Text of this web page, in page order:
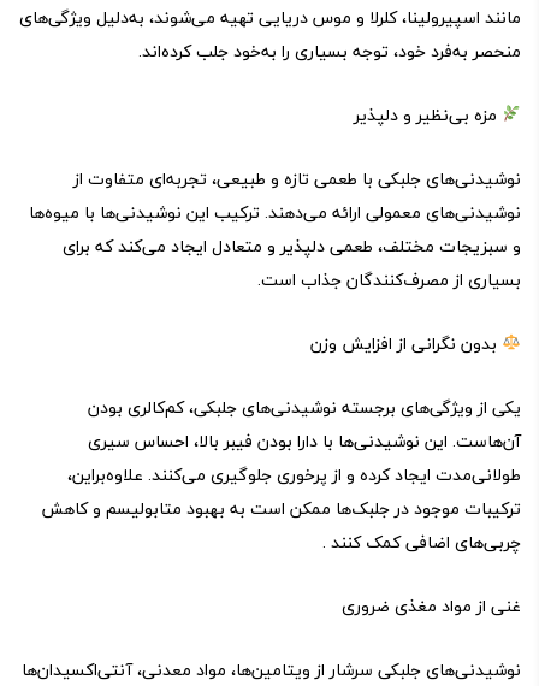
مانند اسپیرولینا، کلرلا و موس دریایی تهیه می‌شوند، به‌دلیل ویژگی‌های
منحصر به‌فرد خود، توجه بسیاری را به‌خود جلب کرده‌اند.
مزه بی‌نظیر و دلپذیر
نوشیدنی‌های جلبکی با طعمی تازه و طبیعی، تجربه‌ای متفاوت از
نوشیدنی‌های معمولی ارائه می‌دهند. ترکیب این نوشیدنی‌ها با میوه‌ها
و سبزیجات مختلف، طعمی دلپذیر و متعادل ایجاد می‌کند که برای
بسیاری از مصرف‌کنندگان جذاب است.
بدون نگرانی از افزایش وزن
یکی از ویژگی‌های برجسته نوشیدنی‌های جلبکی، کم‌کالری بودن
آن‌هاست. این نوشیدنی‌ها با دارا بودن فیبر بالا، احساس سیری
طولانی‌مدت ایجاد کرده و از پرخوری جلوگیری می‌کنند. علاوه‌براین،
ترکیبات موجود در جلبک‌ها ممکن است به بهبود متابولیسم و کاهش
چربی‌های اضافی کمک کنند .
غنی از مواد مغذی ضروری
نوشیدنی‌های جلبکی سرشار از ویتامین‌ها، مواد معدنی، آنتی‌اکسیدان‌ها